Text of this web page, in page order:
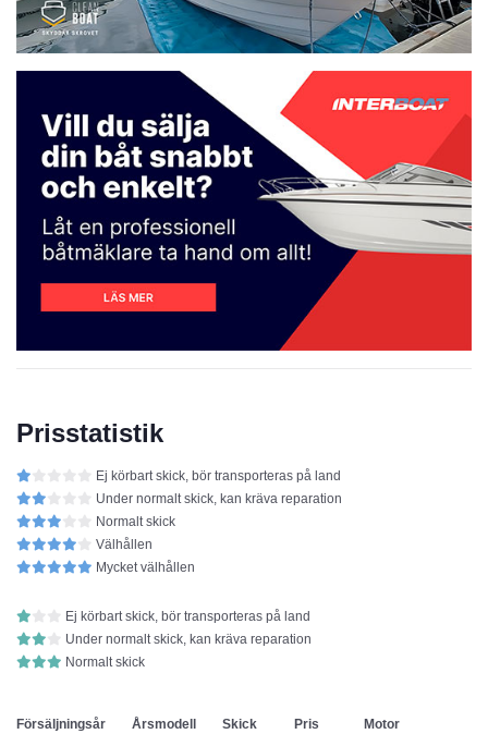
Prisstatistik
Ej körbart skick, bör transporteras på land
Under normalt skick, kan kräva reparation
Normalt skick
Välhållen
Mycket välhållen
Ej körbart skick, bör transporteras på land
Under normalt skick, kan kräva reparation
Normalt skick
Försäljningsår Årsmodell Skick Pris Motor